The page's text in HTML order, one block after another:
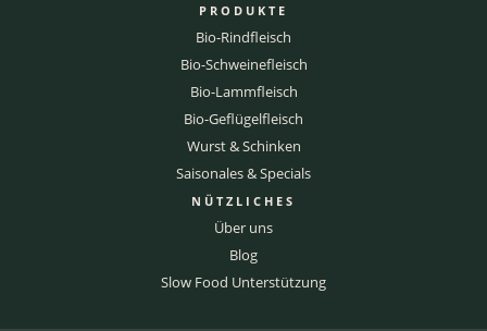
PRODUKTE
Bio-Rindfleisch
Bio-Schweinefleisch
Bio-Lammfleisch
Bio-Geflügelfleisch
Wurst & Schinken
Saisonales & Specials
NÜTZLICHES
Über uns
Blog
Slow Food Unterstützung